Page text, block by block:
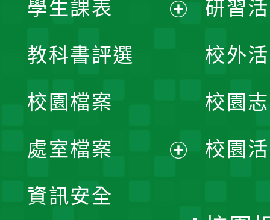
學生課表
單
教科書評選
校園檔案
處室檔案
資訊安全
研習
校外
校園
校園